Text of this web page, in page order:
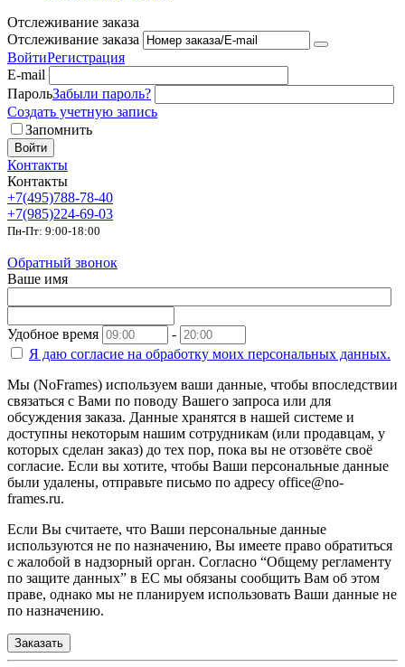
Отслеживание заказа
Отслеживание заказа
ВойтиРегистрация
E-mail
ПарольЗабыли пароль?
Создать учетную запись
Запомнить
Войти
Контакты
Контакты
+7(495)788-78-40
+7(985)224-69-03
Пн-Пт: 9:00-18:00
Обратный звонок
Ваше имя
Удобное время
-
Я даю согласие на обработку моих персональных данных.
Мы (NoFrames) используем ваши данные, чтобы впоследствии
связаться с Вами по поводу Вашего запроса или для
обсуждения заказа. Данные хранятся в нашей системе и
доступны некоторым нашим сотрудникам (или продавцам, у
которых сделан заказ) до тех пор, пока вы не отзовёте своё
согласие. Если вы хотите, чтобы Ваши персональные данные
были удалены, отправьте письмо по адресу office@no-
frames.ru.
Если Вы считаете, что Ваши персональные данные
используются не по назначению, Вы имеете право обратиться
с жалобой в надзорный орган. Согласно “Общему регламенту
по защите данных” в ЕС мы обязаны сообщить Вам об этом
праве, однако мы не планируем использовать Ваши данные не
по назначению.
Заказать